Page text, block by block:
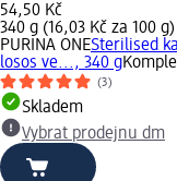
54,50 Kč
340 g (16,03 Kč za 100 g)
PURINA ONESterilised
losos ve..., 340 g
(3)
Skladem
Vybrat prodejnu dm